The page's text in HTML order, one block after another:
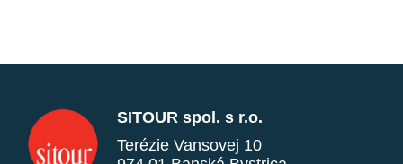
SITOUR spol. s r.o.
Terézie Vansovej 10